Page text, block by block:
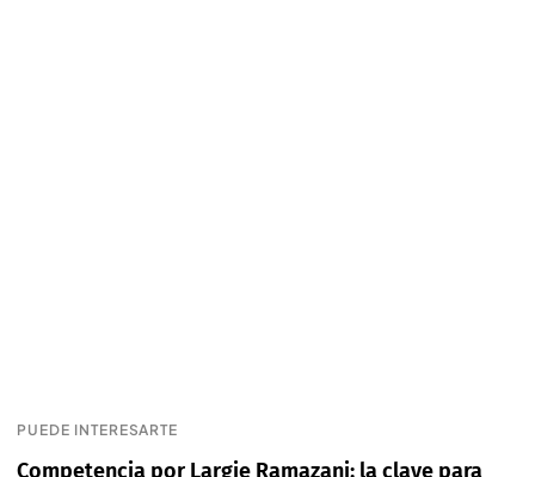
PUEDE INTERESARTE
Competencia por Largie Ramazani: la clave para